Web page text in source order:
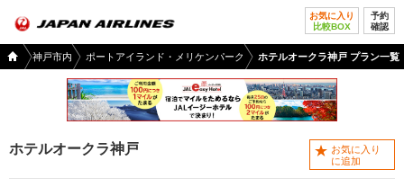
お気に入り
比較BOX
予約
確認
国内
ツア
県 神戸市内 ポートアイランド・メリケンパーク ホテルオークラ神戸 プラン一覧
ホテルオークラ神戸
お気に入り
に追加